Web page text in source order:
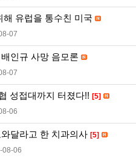
유럽을 통수친 미국
07
인규 사망 음모론
07
성접대까지 터졌다!! [5]
06
달라고 한 치과의사 [5]
08-06